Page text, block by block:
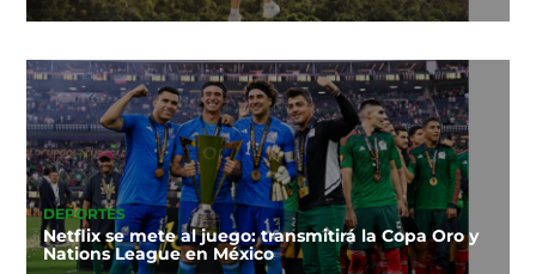
DEPORTES
Netflix se mete al juego: transmitirá la Copa Oro y
Nations League en México